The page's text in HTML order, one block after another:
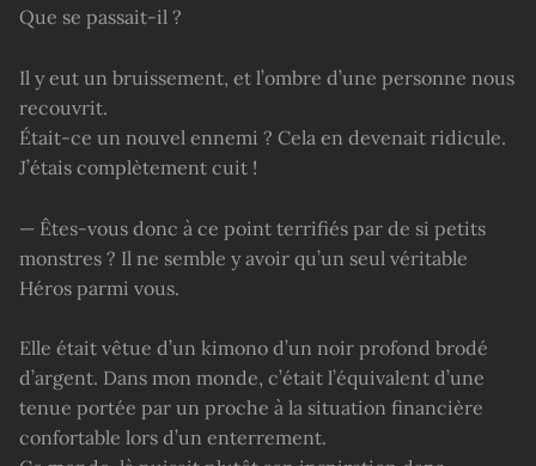
Que se passait-il ?
Il y eut un bruissement, et l’ombre d’une personne nous
recouvrit.
Était-ce un nouvel ennemi ? Cela en devenait ridicule.
J’étais complètement cuit !
— Êtes-vous donc à ce point terrifiés par de si petits
monstres ? Il ne semble y avoir qu’un seul véritable
Héros parmi vous.
Elle était vêtue d’un kimono d’un noir profond brodé
d’argent. Dans mon monde, c’était l’équivalent d’une
tenue portée par un proche à la situation financière
confortable lors d’un enterrement.